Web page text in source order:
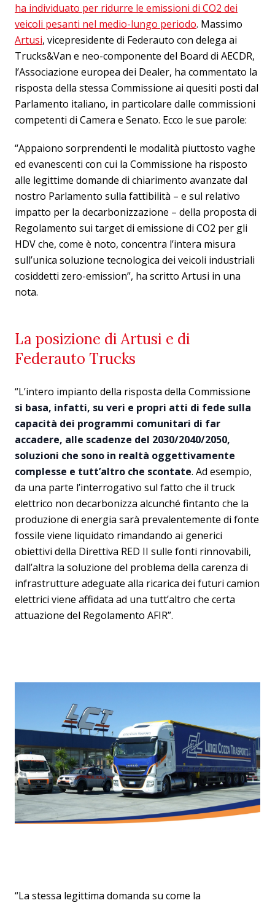
ha individuato per ridurre le emissioni di CO2 dei
veicoli pesanti nel medio-lungo periodo. Massimo
Artusi, vicepresidente di Federauto con delega ai
Trucks&Van e neo-componente del Board di AECDR,
l’Associazione europea dei Dealer, ha commentato la
risposta della stessa Commissione ai quesiti posti dal
Parlamento italiano, in particolare dalle commissioni
competenti di Camera e Senato. Ecco le sue parole:
“Appaiono sorprendenti le modalità piuttosto vaghe
ed evanescenti con cui la Commissione ha risposto
alle legittime domande di chiarimento avanzate dal
nostro Parlamento sulla fattibilità – e sul relativo
impatto per la decarbonizzazione – della proposta di
Regolamento sui target di emissione di CO2 per gli
HDV che, come è noto, concentra l’intera misura
sull’unica soluzione tecnologica dei veicoli industriali
cosiddetti zero-emission”, ha scritto Artusi in una
nota.
La posizione di Artusi e di
Federauto Trucks
“L’intero impianto della risposta della Commissione
si basa, infatti, su veri e propri atti di fede sulla
capacità dei programmi comunitari di far
accadere, alle scadenze del 2030/2040/2050,
soluzioni che sono in realtà oggettivamente
complesse e tutt’altro che scontate. Ad esempio,
da una parte l’interrogativo sul fatto che il truck
elettrico non decarbonizza alcunché fintanto che la
produzione di energia sarà prevalentemente di fonte
fossile viene liquidato rimandando ai generici
obiettivi della Direttiva RED II sulle fonti rinnovabili,
dall’altra la soluzione del problema della carenza di
infrastrutture adeguate alla ricarica dei futuri camion
elettrici viene affidata ad una tutt’altro che certa
attuazione del Regolamento AFIR”.
“La stessa legittima domanda su come la